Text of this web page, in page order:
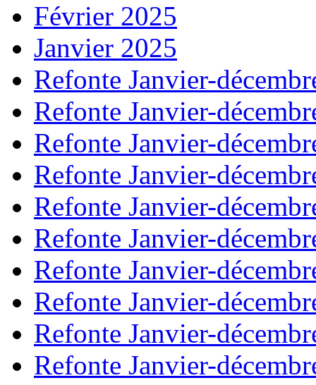
Février 2025
Janvier 2025
Refonte Janvier-
Refonte Janvier-
Refonte Janvier-
Refonte Janvier-
Refonte Janvier-
Refonte Janvier-
Refonte Janvier-
Refonte Janvier-
Refonte Janvier-
Refonte Janvier-